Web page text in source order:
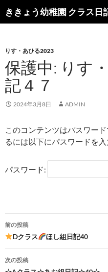
ききょう幼稚園 クラス日
索
ン
ツ
へ
ス
キ
ッ
りす・あひる2023
保護中: りす
記４７
2024年3月8日 ADMIN
このコンテンツはパスワー
るには以下にパスワードを入
パスワード:
投
稿
前の投稿
Dクラス ほし組日記40
次の投稿